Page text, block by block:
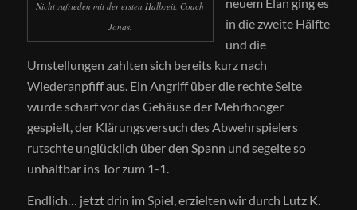
Nicht zufrieden mit der ersten Halbzeit, Coach
Jonas.
in die zweite Hälfte
und die
Umstellungen zahlten sich bereits kurz nach
Wiederanpfiff aus. Ein Angriff über die rechte Seite
wurde scharf vor das Gehäuse der Mehrhooger
gespielt, der Klärungsversuch des Abwehrspielers
rutschte unglücklich über den Spann und segelte so
unhaltbar ins Tor zum 1-1.
Endlich… jetzt drin im Spiel, erzielten wir durch Lutz K.